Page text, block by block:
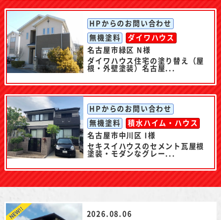
HPからのお問い合わせ
無機塗料
ダイワハウス
名古屋市緑区 N様
ダイワハウス住宅の塗り替え（屋
根・外壁塗装）名古屋...
HPからのお問い合わせ
無機塗料
積水ハイム・ハウス
名古屋市中川区 I様
セキスイハウスのセメント瓦屋根
塗装・モダンなグレー...
2026.08.06